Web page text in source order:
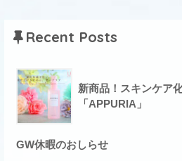
Recent Posts
新商品！スキンケア
「APPURIA」
GW休暇のおしらせ